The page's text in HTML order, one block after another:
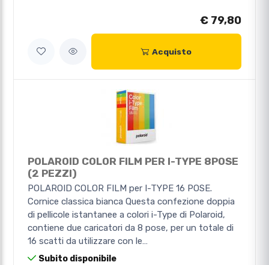
€ 79,80
Acquisto
POLAROID COLOR FILM PER I-TYPE 8POSE
(2 PEZZI)
POLAROID COLOR FILM per I-TYPE 16 POSE.
Cornice classica bianca Questa confezione doppia
di pellicole istantanee a colori i-Type di Polaroid,
contiene due caricatori da 8 pose, per un totale di
16 scatti da utilizzare con le…
Subito disponibile